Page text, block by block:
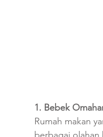
1. Bebek
Rumah makan